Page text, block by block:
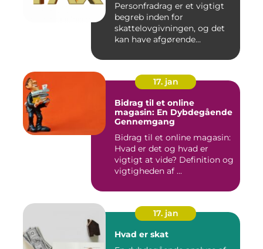
Personfradrag er et vigtigt
begreb inden for
skattelovgivningen, og det
kan have afgørende
17. jan
Bidrag til et online
magasin: En Dybdegående
Gennemgang
Bidrag til et online magasin:
Hvad er det og hvad er
vigtigt at vide? Definition og
vigtigheden af ...
17. jan
Hvad er skat